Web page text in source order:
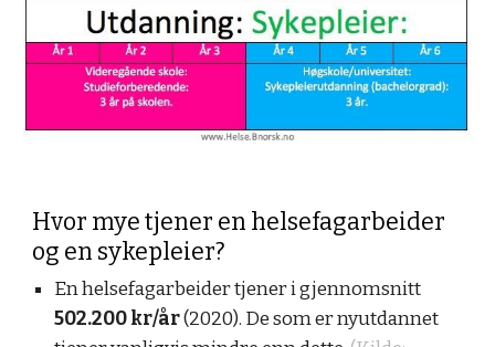
Hvor mye tjener en helsefagarbeider
og en sykepleier?
En helsefagarbeider tjener i gjennomsnitt
502.200 kr/år(2020). De som er nyutdannet